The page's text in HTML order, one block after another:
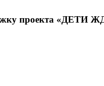
проекта «ДЕТИ